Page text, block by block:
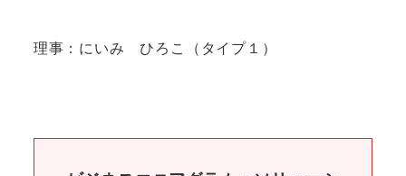
理事：にいみ ひろこ（タイプ１）